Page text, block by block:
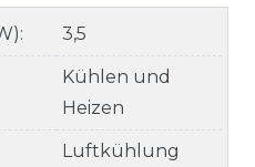
3,5
Kühlen und
Heizen
Luftkühlung